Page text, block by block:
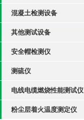
混凝土检测设备
其他测试设备
安全帽检测仪
测硫仪
电线电缆燃烧性能测试仪
粉尘层着火温度测定仪